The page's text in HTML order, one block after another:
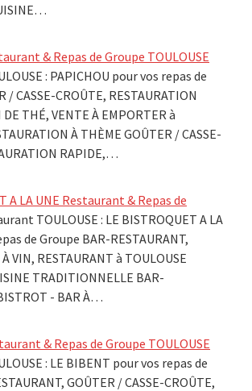
& Repas de Groupe TOULOUSE
: PAPICHOU pour vos repas de
/ CASSE-CROÛTE, RESTAURATION
DE THÉ, VENTE À EMPORTER à
À THÈME GOÛTER / CASSE-
RAPIDE,…
A LA UNE Restaurant & Repas de
TOULOUSE : LE BISTROQUET A LA
de Groupe BAR-RESTAURANT,
VIN, RESTAURANT à TOULOUSE
TRADITIONNELLE BAR-
- BAR À…
& Repas de Groupe TOULOUSE
: LE BIBENT pour vos repas de
GOÛTER / CASSE-CROÛTE,